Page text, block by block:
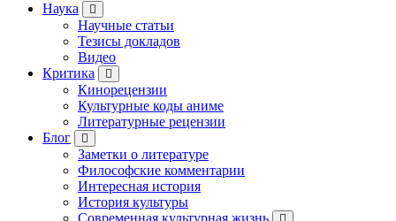
Наука
Научные статьи
Тезисы докладов
Видео
Критика
Кинорецензии
Культурные коды аниме
Литературные рецензии
Блог
Заметки о литературе
Философские комментарии
Интересная история
История культуры